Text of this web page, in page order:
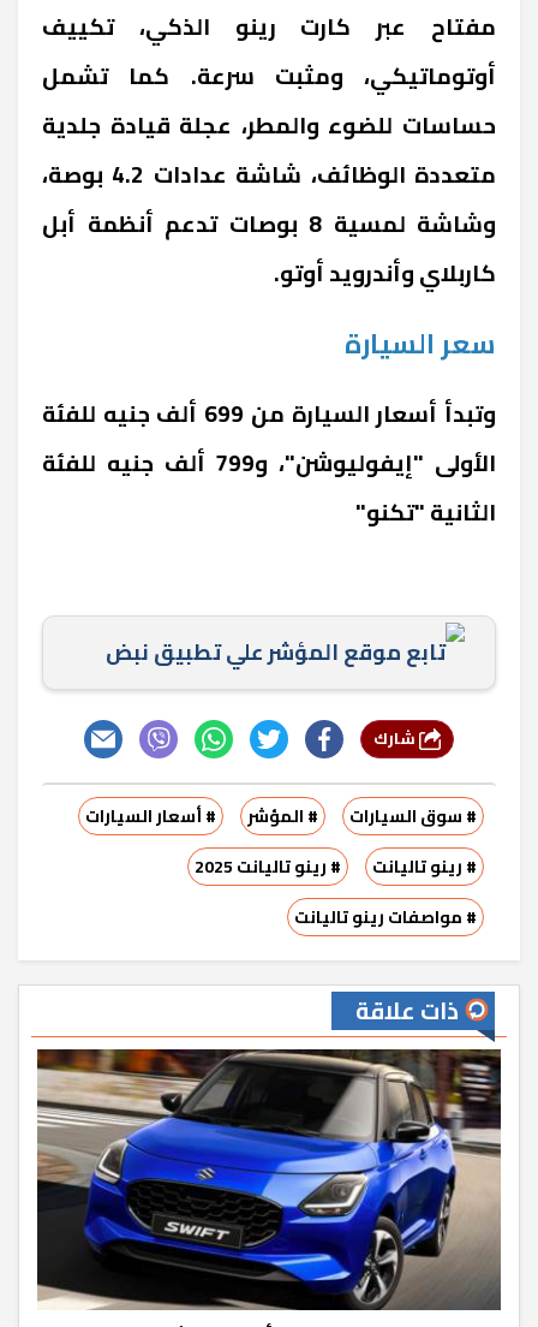
مفتاح عبر كارت رينو الذكي، تكييف
أوتوماتيكي، ومثبت سرعة. كما تشمل
حساسات للضوء والمطر، عجلة قيادة جلدية
متعددة الوظائف، شاشة عدادات 4.2 بوصة،
وشاشة لمسية 8 بوصات تدعم أنظمة أبل
كاربلاي وأندرويد أوتو.
سعر السيارة
وتبدأ أسعار السيارة من 699 ألف جنيه للفئة
الأولى "إيفوليوشن"، و799 ألف جنيه للفئة
الثانية "تكنو"
تابع موقع المؤشر علي تطبيق نبض
# سوق السيارات # المؤشر
# أسعار السيارات
# رينو تاليانت
# رينو تاليانت 2025
# مواصفات رينو تاليانت
ذات علاقة